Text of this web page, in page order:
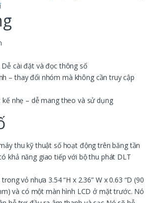
cài đặt và đọc thông số
– thay đổi nhóm mà không cần truy cập
kế nhẹ – dễ mang theo và sử dụng
thu kỹ thuật số hoạt động trên băng tần
khả năng giao tiếp với bộ thu phát DLT
vỏ nhựa 3.54 “H x 2.36” W x 0.63 “D (90
và có một màn hình LCD ở mặt trước. Nó